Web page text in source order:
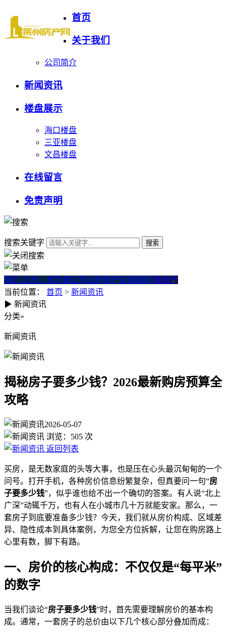
首页
关于我们
公司简介
新闻资讯
楼盘展示
海口楼盘
三亚楼盘
文昌楼盘
在线留言
免责声明
搜索关键字
我们·立志。成为真正专业的房产交易顾问 微房产
当前位置： 首页 > 新闻资讯
揭秘房子要多少钱？2026最新
▶ 新闻资讯
分类»
新闻资讯
揭秘房子要多少钱？2026最新购房预算全
攻略
2026-05-07
浏览： 505 次
返回列表
买房，是无数家庭的头等大事，也是压在心头最沉甸甸的一个
问号。打开手机，各种房价信息纷繁复杂，但真要问一句“房
子要多少钱”，似乎谁也给不出一个确切的答案。有人说“北上
广深”动辄千万，也有人在小城市几十万就能安家。那么，一
套房子到底要准备多少钱？今天，我们就从房价构成、区域差
异、隐性成本到具体案例，为您全方位拆解，让您在购房路上
心里有数，脚下有路。
一、房价的核心构成：不仅仅是“每平米”
的数字
当我们谈论“房子要多少钱”时，首先需要理解房价的基本构
成。通常，一套房子的总价由以下几个核心部分叠加而成：